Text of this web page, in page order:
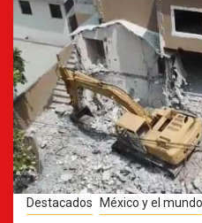
Destacados México y el mundo